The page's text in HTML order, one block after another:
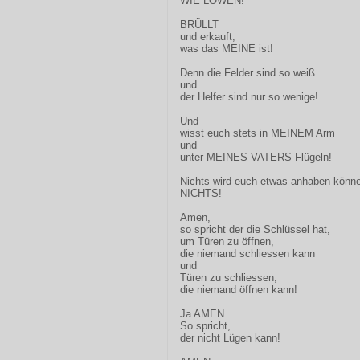
BRÜLLT
und erkauft,
was das MEINE ist!
Denn die Felder sind so weiß
und
der Helfer sind nur so wenige!
Und
wisst euch stets in MEINEM Arm
und
unter MEINES VATERS Flügeln!
Nichts wird euch etwas anhaben
NICHTS!
Amen,
so spricht der die Schlüssel hat,
um Türen zu öffnen,
die niemand schliessen kann
und
Türen zu schliessen,
die niemand öffnen kann!
Ja AMEN
So spricht,
der nicht Lügen kann!